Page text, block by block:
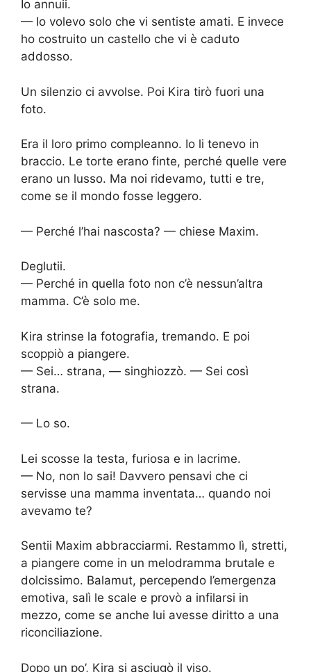
Io annuii.
— Io volevo solo che vi sentiste amati. E invece
ho costruito un castello che vi è caduto
addosso.
Un silenzio ci avvolse. Poi Kira tirò fuori una
foto.
Era il loro primo compleanno. Io li tenevo in
braccio. Le torte erano finte, perché quelle vere
erano un lusso. Ma noi ridevamo, tutti e tre,
come se il mondo fosse leggero.
— Perché l’hai nascosta? — chiese Maxim.
Deglutii.
— Perché in quella foto non c’è nessun’altra
mamma. C’è solo me.
Kira strinse la fotografia, tremando. E poi
scoppiò a piangere.
— Sei… strana, — singhiozzò. — Sei così
strana.
— Lo so.
Lei scosse la testa, furiosa e in lacrime.
— No, non lo sai! Davvero pensavi che ci
servisse una mamma inventata… quando noi
avevamo te?
Sentii Maxim abbracciarmi. Restammo lì, stretti,
a piangere come in un melodramma brutale e
dolcissimo. Balamut, percependo l’emergenza
emotiva, salì le scale e provò a infilarsi in
mezzo, come se anche lui avesse diritto a una
riconciliazione.
Dopo un po’, Kira si asciugò il viso.